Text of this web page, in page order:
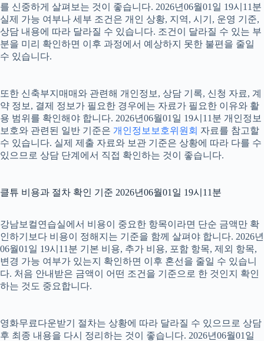
를 신중하게 살펴보는 것이 좋습니다. 2026년06월01일 19시11분
실제 가능 여부나 세부 조건은 개인 상황, 지역, 시기, 운영 기준,
상담 내용에 따라 달라질 수 있습니다. 조건이 달라질 수 있는 부
분을 미리 확인하면 이후 과정에서 예상하지 못한 불편을 줄일
수 있습니다.
또한 신축부지매매와 관련해 개인정보, 상담 기록, 신청 자료, 계
약 정보, 결제 정보가 필요한 경우에는 자료가 필요한 이유와 활
용 범위를 확인해야 합니다. 2026년06월01일 19시11분 개인정보
보호와 관련된 일반 기준은 개인정보보호위원회 자료를 참고할
수 있습니다. 실제 제출 자료와 보관 기준은 상황에 따라 다를 수
있으므로 상담 단계에서 직접 확인하는 것이 좋습니다.
클튜 비용과 절차 확인 기준 2026년06월01일 19시11분
강남보컬연습실에서 비용이 중요한 항목이라면 단순 금액만 확
인하기보다 비용이 정해지는 기준을 함께 살펴야 합니다. 2026년
06월01일 19시11분 기본 비용, 추가 비용, 포함 항목, 제외 항목,
변경 가능 여부가 있는지 확인하면 이후 혼선을 줄일 수 있습니
다. 처음 안내받은 금액이 어떤 조건을 기준으로 한 것인지 확인
하는 것도 중요합니다.
영화무료다운받기 절차는 상황에 따라 달라질 수 있으므로 상담
후 최종 내용을 다시 정리하는 것이 좋습니다. 2026년06월01일